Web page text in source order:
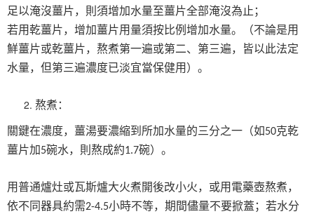
足以淹沒薑片，則須增加水量至薑片全部淹沒為止；
若用乾薑片，增加薑片用量須按比例增加水量。（不論是用
鮮薑片或乾薑片，熬煮第一遍或第二、第三遍，皆以此法定
水量，但第三遍濃度已淡宜當保健用）。
熬煮：
關鍵在濃度，薑湯要濃縮到所加水量的三分之一（如50克乾
薑片加5碗水，則熬成約1.7碗）。
用普通爐灶或瓦斯爐大火煮開後改小火，或用電藥壺熬煮，
依不同器具約需2-4.5小時不等，期間儘量不要掀蓋；若水分